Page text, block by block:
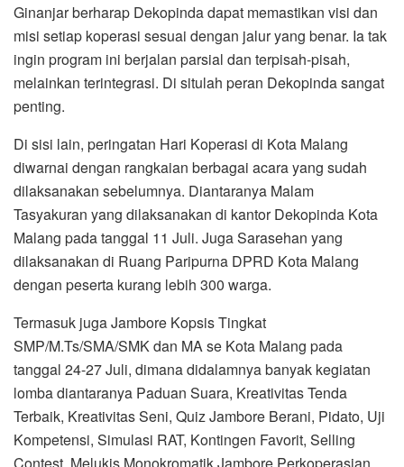
Ginanjar berharap Dekopinda dapat memastikan visi dan
misi setiap koperasi sesuai dengan jalur yang benar. Ia tak
ingin program ini berjalan parsial dan terpisah-pisah,
melainkan terintegrasi. Di situlah peran Dekopinda sangat
penting.
Di sisi lain, peringatan Hari Koperasi di Kota Malang
diwarnai dengan rangkaian berbagai acara yang sudah
dilaksanakan sebelumnya. Diantaranya Malam
Tasyakuran yang dilaksanakan di kantor Dekopinda Kota
Malang pada tanggal 11 Juli. Juga Sarasehan yang
dilaksanakan di Ruang Paripurna DPRD Kota Malang
dengan peserta kurang lebih 300 warga.
Termasuk juga Jambore Kopsis Tingkat
SMP/M.Ts/SMA/SMK dan MA se Kota Malang pada
tanggal 24-27 Juli, dimana didalamnya banyak kegiatan
lomba diantaranya Paduan Suara, Kreativitas Tenda
Terbaik, Kreativitas Seni, Quiz Jambore Berani, Pidato, Uji
Kompetensi, Simulasi RAT, Kontingen Favorit, Selling
Contest, Melukis Monokromatik Jambore Perkoperasian,